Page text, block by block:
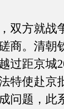
方就战
商。清朝
过距京城
特使赴京
问题，此